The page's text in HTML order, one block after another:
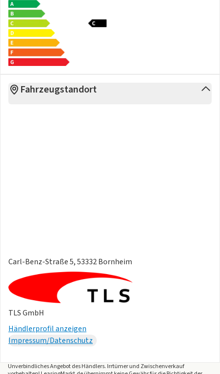
Stauraum unter Kofferraumboden, Türgriffe lackiert,
Verkehrszeichenerkennung, erweitert (Geschwindigkeits-
Regel-/Begrenzeranlage), ZV mit Fernbedienung
- ... Änderungen, Zwischenverkauf und Irrtümer vorbehalten.
Fahrzeugstandort
Carl-Benz-Straße 5, 53332 Bornheim
TLS GmbH
Händlerprofil anzeigen
Impressum/Datenschutz
Unverbindliches Angebot desHändlers. Irrtümer und Zwischenverkauf